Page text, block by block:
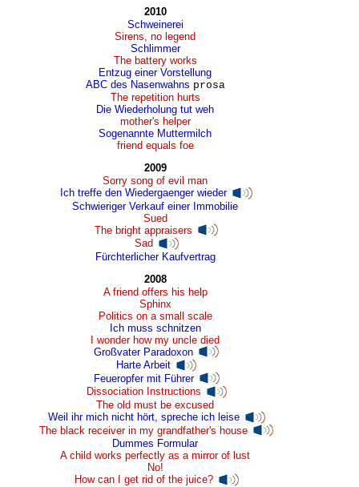
2010
Schweinerei
Sirens, no legend
Schlimmer
The battery works
Entzug einer Vorstellung
ABC des Nasenwahns prosa
The repetition hurts
Die Wiederholung tut weh
mother's helper
Sogenannte Muttermilch
friend equals foe
2009
Sorry song of evil man
Ich treffe den Wiedergaenger wieder
Schwieriger Verkauf einer Immobilie
Sued
The bright appraisers
Sad
Fürchterlicher Kaufvertrag
2008
A friend offers his help
Sphinx
Politics on a small scale
Ich muss schnitzen
I wonder how my uncle died
Großvater Paradoxon
Harte Arbeit
Feueropfer mit Führer
Dissociation Instructions
The old must be excused
Weil ihr mich nicht hört, spreche ich leise
The black receiver in my grandfather's house
Dummes Formular
A child works perfectly as a mirror of lust
No!
How can I get rid of the juice?